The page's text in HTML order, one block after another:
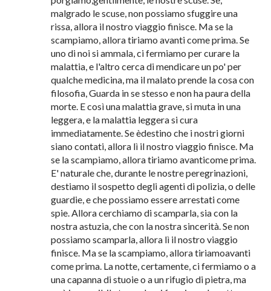
Forse che potremmo scampare prendendocela?'
Se non possiamo scampare, lì il nostro viaggio
finisce. Se fortunatamente scampiamo, allora
tiriamo avanti come prima. Se incontriamoqualche
rozzo giovanotto per via, o, accidentalmente lo
urtiamo, e se il giovanotto è un brutale, gli
porgiamo,gentilmente, le nostre scuse. Se,
malgrado le scuse, non possiamo sfuggire una
rissa, allora il nostro viaggio finisce. Ma se la
scampiamo, allora tiriamo avanti come prima. Se
uno di noi si ammala, ci fermiamo per curare la
malattia, e l'altro cerca di mendicare un po' per
qualche medicina, ma il malato prende la cosa con
filosofia, Guarda in se stesso e non ha paura della
morte. E così una malattia grave, si muta in una
leggera, e la malattia leggera si cura
immediatamente. Se èdestino che i nostri giorni
siano contati, allora lì il nostro viaggio finisce. Ma
se la scampiamo, allora tiriamo avanticome prima.
E' naturale che, durante le nostre peregrinazioni,
destiamo il sospetto degli agenti di polizia, o delle
guardie, e che possiamo essere arrestati come